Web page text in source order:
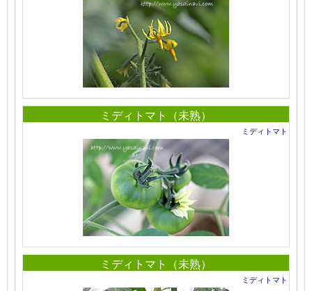
ミディトマト（未熟）
ミディトマト
ミディトマト（未熟）
ミディトマト